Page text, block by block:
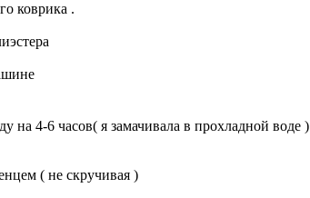
коврика .
на 4-6 часов( я замачивала в прохладной воде )
( не скручивая )